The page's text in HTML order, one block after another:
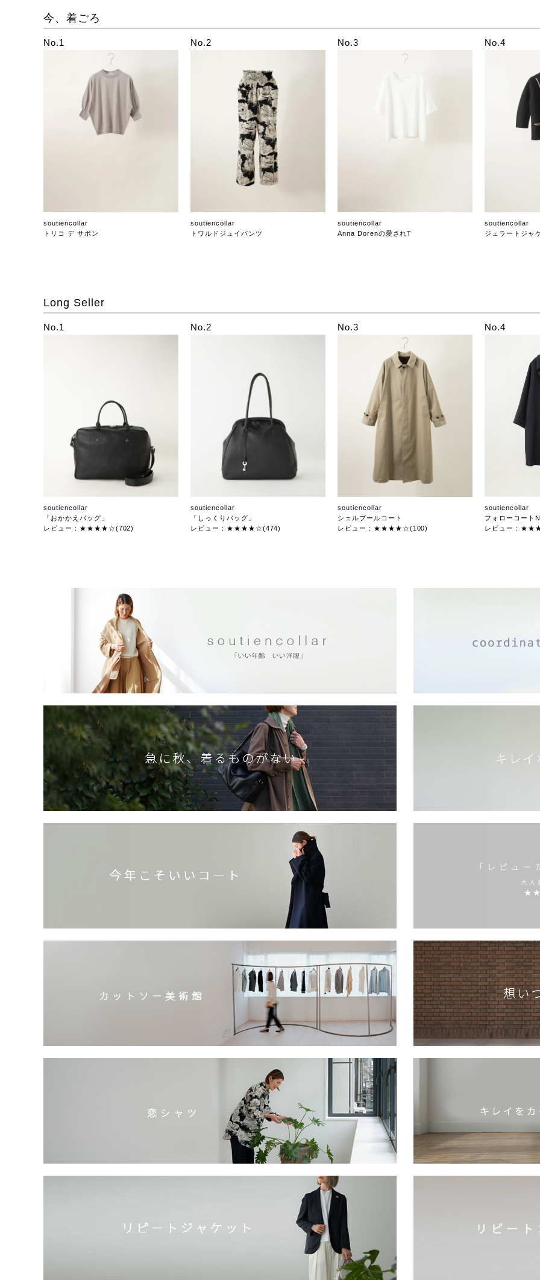
今、着ごろ
No.1
soutiencollar
トリコ デ サボン
No.2
soutiencollar
トワルドジュイパンツ
No.3
soutiencollar
Anna Dorenの愛されT
No.4
soutiencollar
ジェラートジャ
Long Seller
No.1
soutiencollar
「おかかえバッグ」
レビュー：★★★★☆(702)
No.2
soutiencollar
「しっくりバッグ」
レビュー：★★★★☆(474)
No.3
soutiencollar
シェルブールコート
レビュー：★★★★☆(100)
No.4
soutiencollar
フォローコート
レビュー：